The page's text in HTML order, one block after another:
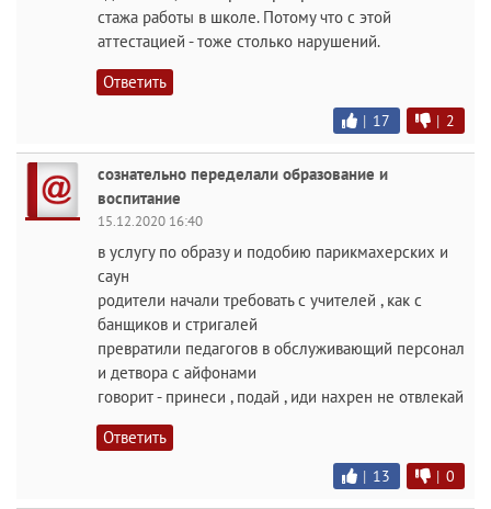
стажа работы в школе. Потому что с этой
аттестацией - тоже столько нарушений.
Ответить
| 17 | 2
сознательно переделали образование и
воспитание
15.12.2020 16:40
в услугу по образу и подобию парикмахерских и
саун
родители начали требовать с учителей , как с
банщиков и стригалей
превратили педагогов в обслуживающий персонал
и детвора с айфонами
говорит - принеси , подай , иди нахрен не отвлекай
Ответить
| 13 | 0